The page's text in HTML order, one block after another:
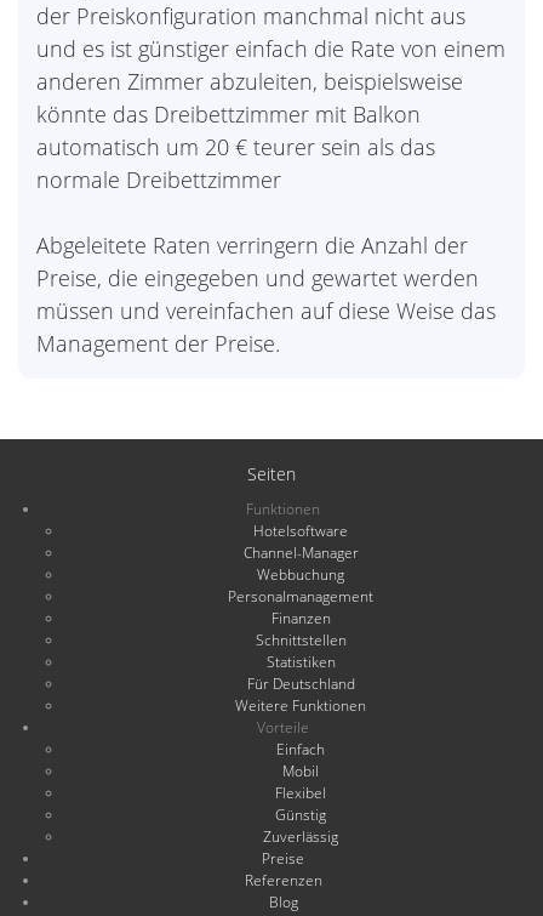
der Preiskonfiguration manchmal nicht aus
und es ist günstiger einfach die Rate von einem
anderen Zimmer abzuleiten, beispielsweise
könnte das Dreibettzimmer mit Balkon
automatisch um 20 € teurer sein als das
normale Dreibettzimmer
Abgeleitete Raten verringern die Anzahl der
Preise, die eingegeben und gewartet werden
müssen und vereinfachen auf diese Weise das
Management der Preise.
Seiten
Funktionen
Hotelsoftware
Channel-Manager
Webbuchung
Personalmanagement
Finanzen
Schnittstellen
Statistiken
Für Deutschland
Weitere Funktionen
Vorteile
Einfach
Mobil
Flexibel
Günstig
Zuverlässig
Preise
Referenzen
Blog